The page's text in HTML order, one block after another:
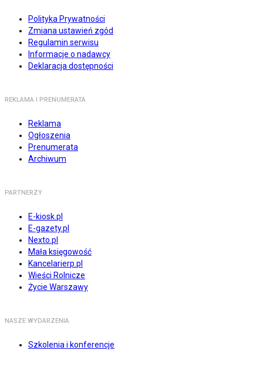
Polityka Prywatności
Zmiana ustawień zgód
Regulamin serwisu
Informacje o nadawcy
Deklaracja dostępności
REKLAMA I PRENUMERATA
Reklama
Ogłoszenia
Prenumerata
Archiwum
PARTNERZY
E-kiosk.pl
E-gazety.pl
Nexto.pl
Mała księgowość
Kancelarierp.pl
Wieści Rolnicze
Życie Warszawy
NASZE WYDARZENIA
Szkolenia i konferencje